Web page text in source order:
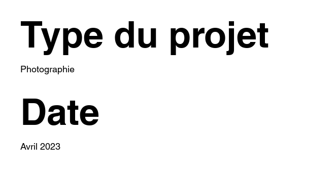
Type du projet
Photographie
Date
Avril 2023